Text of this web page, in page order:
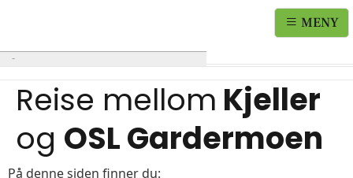
MENY
Reise mellom Kjeller
og OSL Gardermoen
På denne siden finner du: